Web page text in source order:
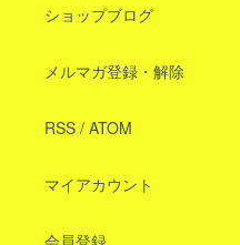
ショップブログ
メルマガ登録・解除
RSS / ATOM
マイアカウント